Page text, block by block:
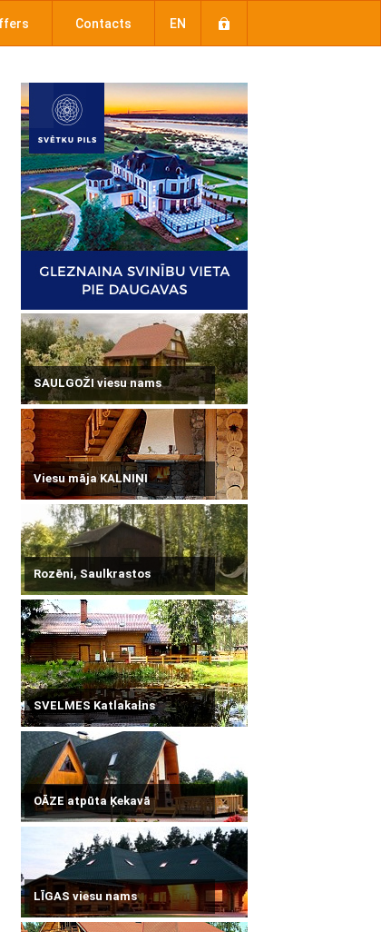
Contacts EN
SAULGOŽI viesu nams
Viesu māja KALNIŅI
Rozēni, Saulkrastos
SVELMES Katlakalns
OĀZE atpūta Ķekavā
LĪGAS viesu nams